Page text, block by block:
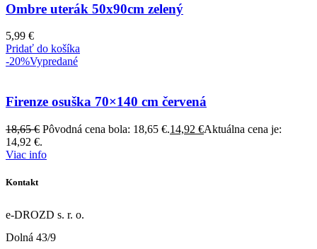
Ombre uterák 50x90cm zelený
5,99 €
Pridať do košíka
-20%Vypredané
Firenze osuška 70×140 cm červená
18,65€ Pôvodná cena bola: 18,65 €.14,92 €Aktuálna cena je:
14,92 €.
Viac info
Kontakt
e-DROZD s. r. o.
Dolná 43/9